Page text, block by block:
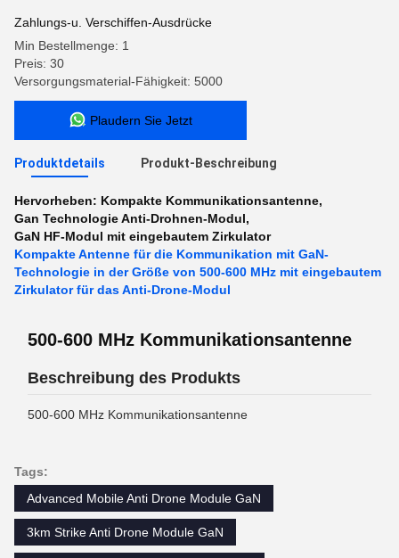
Zahlungs-u. Verschiffen-Ausdrücke
Min Bestellmenge: 1
Preis: 30
Versorgungsmaterial-Fähigkeit: 5000
Plaudern Sie Jetzt
Produktdetails Produkt-Beschreibung
Hervorheben: Kompakte Kommunikationsantenne,
Gan Technologie Anti-Drohnen-Modul,
GaN HF-Modul mit eingebautem Zirkulator
Kompakte Antenne für die Kommunikation mit GaN-
Technologie in der Größe von 500-600 MHz mit eingebautem
Zirkulator für das Anti-Drone-Modul
500-600 MHz Kommunikationsantenne
Beschreibung des Produkts
500-600 MHz Kommunikationsantenne
Tags:
Advanced Mobile Anti Drone Module GaN
3km Strike Anti Drone Module GaN